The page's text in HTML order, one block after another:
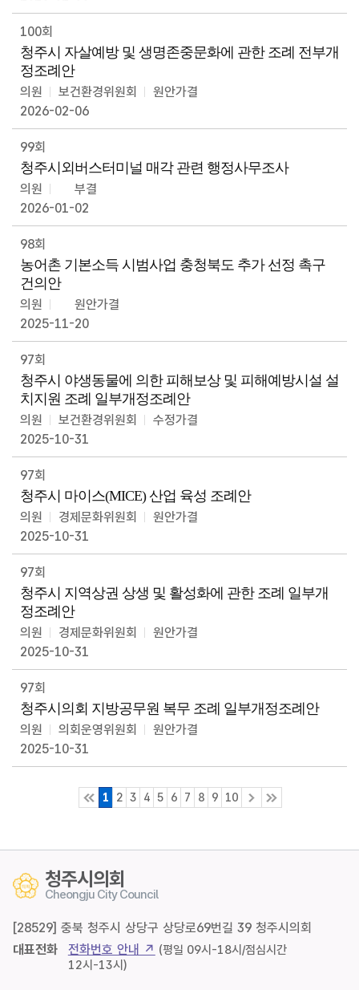
100회
청주시 자살예방 및 생명존중문화에 관한 조례 전부개
정조례안
의원 보건환경위원회
원안가결
2026-02-06
99회
청주시외버스터미널 매각 관련 행정사무조사
의원
부결
2026-01-02
98회
농어촌 기본소득 시범사업 충청북도 추가 선정 촉구
건의안
의원
원안가결
2025-11-20
97회
청주시 야생동물에 의한 피해보상 및 피해예방시설 설
치지원 조례 일부개정조례안
의원 보건환경위원회
수정가결
2025-10-31
97회
청주시 마이스(MICE) 산업 육성 조례안
의원 경제문화위원회
원안가결
2025-10-31
97회
청주시 지역상권 상생 및 활성화에 관한 조례 일부개
정조례안
의원 경제문화위원회
원안가결
2025-10-31
97회
청주시의회 지방공무원 복무 조례 일부개정조례안
의원 의회운영위원회
원안가결
2025-10-31
1 2 3 4 5 6 7 8 9 10
청주시의회
Cheongju City Council
[28529] 충북 청주시 상당구 상당로69번길 39 청주시의회
대표전화
전화번호 안내 ↗ (평일 09시-18시/점심시간
12시-13시)